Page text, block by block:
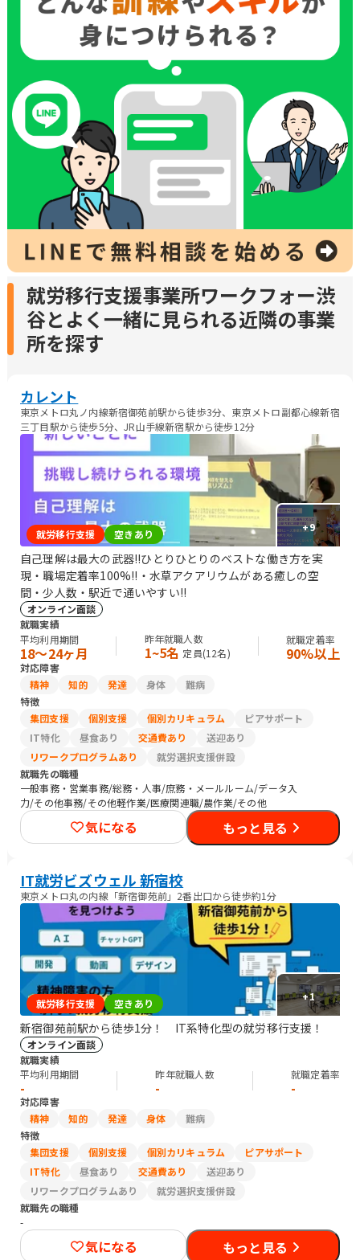
就労移行支援事業所ワークフォー渋
谷とよく一緒に見られる近隣の事業
所を探す
カレント
東京メトロ丸ノ内線新宿御苑前駅から徒歩3分、東京メトロ副都心線新宿
三丁目駅から徒歩5分、JR山手線新宿駅から徒歩12分
+9
就労移行支援 空きあり
自己理解は最大の武器!!ひとりひとりのベストな働き方を実
現・職場定着率100%!!・水草アクアリウムがある癒しの空
間・少人数・駅近で通いやすい!!
オンライン面談
就職実績
平均利用期間
18〜24ヶ月
昨年就職人数
1~5名 定員(12名)
就職定着率
90%以上
対応障害
精神
知的 発達 身体
難病
特徴
集団支援
個別支援 個別カリキュラム
ピアサポート
IT特化
昼食あり 交通費あり
送迎あり
リワークプログラムあり
就労選択支援併設
就職先の職種
一般事務・営業事務/総務・人事/庶務・メールルーム/データ入
力/その他事務/その他軽作業/医療関連職/農作業/その他
気になる もっと見る
IT就労ビズウェル 新宿校
東京メトロ丸の内線「新宿御苑前」2番出口から徒歩約1分
+1
就労移行支援 空きあり
新宿御苑前駅から徒歩1分！ IT系特化型の就労移行支援！
オンライン面談
就職実績
平均利用期間
-
昨年就職人数
-
就職定着率
-
対応障害
精神
知的 発達 身体
難病
特徴
集団支援
個別支援 個別カリキュラム
ピアサポート
IT特化
昼食あり 交通費あり
送迎あり
リワークプログラムあり
就労選択支援併設
就職先の職種
-
気になる もっと見る